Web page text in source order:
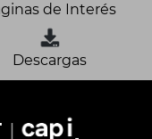
de Interés
Descargas